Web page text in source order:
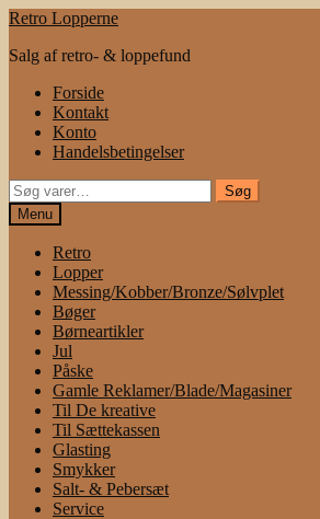
Spring
navigation
Spring
indhold
Retro Lopperne
Salg af retro- & loppefund
Forside
Kontakt
Konto
Handelsbetingelser
Søg
efter:
Søg
Menu
Retro
Lopper
Messing/Kobber/Bronze/Sølvplet
Bøger
Børneartikler
Jul
Påske
Gamle Reklamer/Blade/Magasiner
Til De kreative
Til Sættekassen
Glasting
Smykker
Salt- & Pebersæt
Service